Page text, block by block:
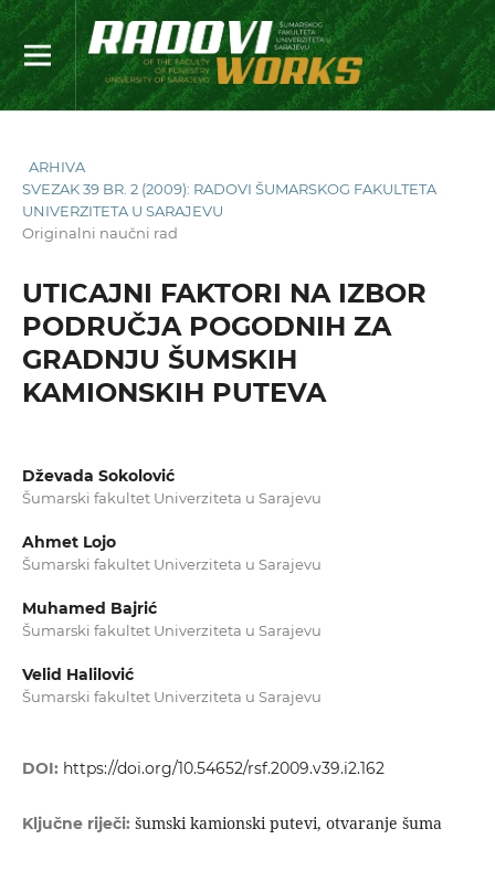
ARHIVA
SVEZAK 39 BR. 2 (2009): RADOVI ŠUMARSKOG FAKULTETA
UNIVERZITETA U SARAJEVU
Originalni naučni rad
UTICAJNI FAKTORI NA IZBOR
PODRUČJA POGODNIH ZA
GRADNJU ŠUMSKIH
KAMIONSKIH PUTEVA
Dževada Sokolović
Šumarski fakultet Univerziteta u Sarajevu
Ahmet Lojo
Šumarski fakultet Univerziteta u Sarajevu
Muhamed Bajrić
Šumarski fakultet Univerziteta u Sarajevu
Velid Halilović
Šumarski fakultet Univerziteta u Sarajevu
DOI: https://doi.org/10.54652/rsf.2009.v39.i2.162
Ključne riječi: šumski kamionski putevi, otvaranje šuma